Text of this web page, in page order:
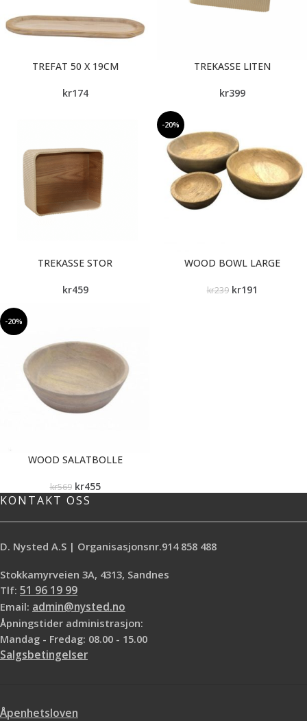
TREFAT 50 X 19CM
kr174
TREKASSE LITEN
kr399
TREKASSE STOR
kr459
-20%
WOOD BOWL LARGE
kr239 kr191
-20%
WOOD SALATBOLLE
kr569 kr455
KONTAKT OSS
D. Nysted A.S | Organisasjonsnr.914 858 488
Stokkamyrveien 3A, 4313, Sandnes
Tlf: 51 96 19 99
Email: admin@nysted.no
Åpningstider administrasjon:
Mandag - Fredag: 08.00 - 15.00
Salgsbetingelser
Åpenhetsloven